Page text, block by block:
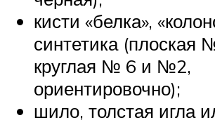
кисти «белка»,
синтетика (плоская
круглая № 6 и №2,
ориентировочно);
шило, толстая игла